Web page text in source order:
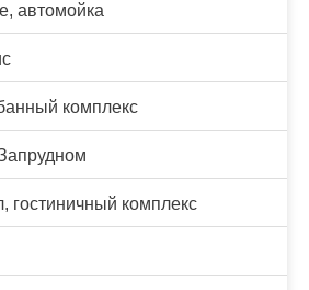
автомойка
комплекс
гостиничный комплекс